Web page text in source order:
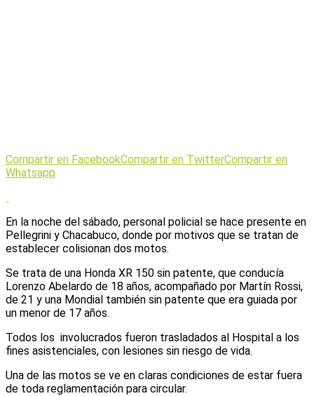
Compartir en FacebookCompartir en TwitterCompartir en
Whatsapp
En la noche del sábado, personal policial se hace presente en
Pellegrini y Chacabuco, donde por motivos que se tratan de
establecer colisionan dos motos.
Se trata de una Honda XR 150 sin patente, que conducía
Lorenzo Abelardo de 18 años, acompañado por Martín Rossi,
de 21 y una Mondial también sin patente que era guiada por
un menor de 17 años.
Todos los involucrados fueron trasladados al Hospital a los
fines asistenciales, con lesiones sin riesgo de vida.
Una de las motos se ve en claras condiciones de estar fuera
de toda reglamentación para circular.